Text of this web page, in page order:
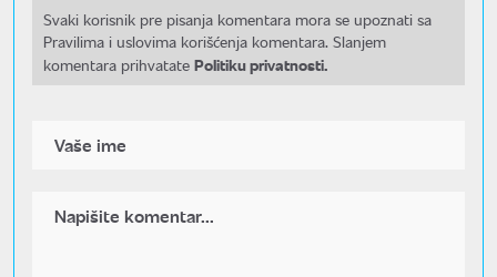
Svaki korisnik pre pisanja komentara mora se upoznati sa
Pravilima i uslovima korišćenja komentara. Slanjem
komentara prihvatate Politiku privatnosti.